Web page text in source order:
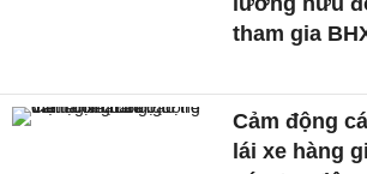
tham gia
Cảm động
lái xe hàng